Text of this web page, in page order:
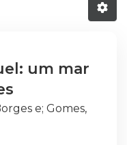
um mar
e; Gomes,